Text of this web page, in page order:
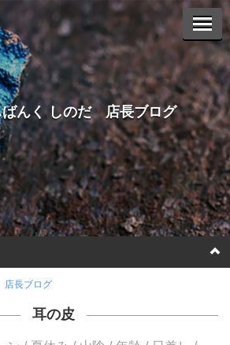
ばんく しのだ 店長ブログ
へ
店長ブログ
耳の皮